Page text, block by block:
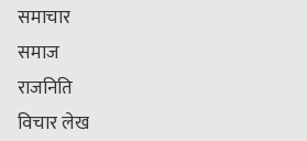
समाचार
समाज
राजनिति
विचार लेख